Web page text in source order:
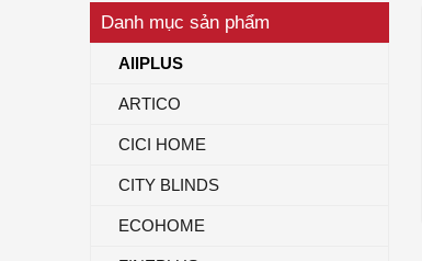
Danh mục sản phẩm
AllPLUS
ARTICO
CICI HOME
CITY BLINDS
ECOHOME